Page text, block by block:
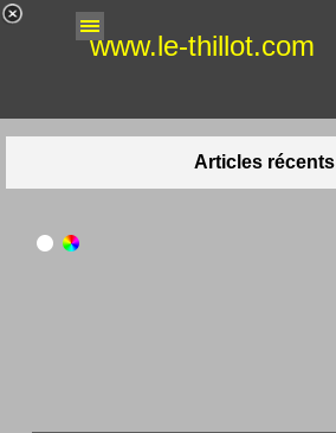
Aller au contenu
Sauter le menu
www.le-thillot.com
Articles récents